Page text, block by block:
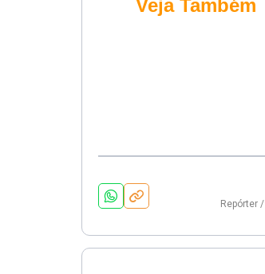
Veja Também
Repórter /